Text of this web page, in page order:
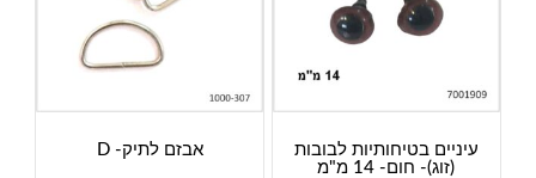
עיניים בטיחותיות לבובות
(זוג)- חום- 14 מ"מ
אבזם לתיק- D